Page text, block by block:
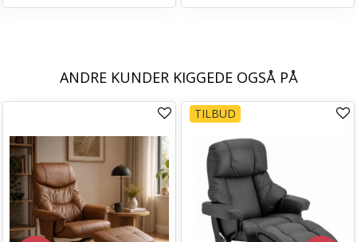
ANDRE KUNDER KIGGEDE OGSÅ PÅ
TILBUD